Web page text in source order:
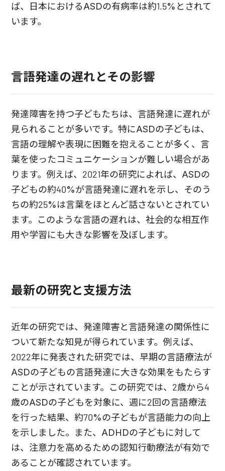
ば、日本におけるASDの有病率は約1.5%とされて
います。
言語発達の遅れとその影響
発達障害を持つ子どもたちは、言語発達に遅れが
見られることが多いです。特にASDの子どもは、
言語の理解や表現に困難を抱えることが多く、言
葉を使ったコミュニケーションが難しい場合があ
ります。例えば、2021年の研究によれば、ASDの
子どもの約40%が言語発達に遅れを示し、そのう
ちの約25%は言葉をほとんど話さないとされてい
ます。このような言語の遅れは、社会的な相互作
用や学習にも大きな影響を及ぼします。
最新の研究と支援方法
近年の研究では、発達障害と言語発達の関係性に
ついて新たな知見が得られています。例えば、
2022年に発表された研究では、早期の言語療法が
ASDの子どもの言語発達に大きな効果をもたらす
ことが示されています。この研究では、2歳から4
歳のASDの子どもを対象に、週に2回の言語療法
を行った結果、約70%の子どもが言語能力の向上
を示しました。また、ADHDの子どもに対して
は、注意力を高めるための認知行動療法が有効で
あることが確認されています。